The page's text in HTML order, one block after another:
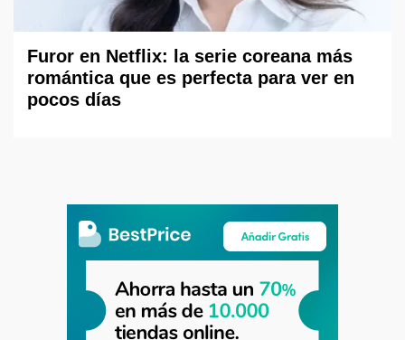
Furor en Netflix: la serie coreana más
romántica que es perfecta para ver en
pocos días